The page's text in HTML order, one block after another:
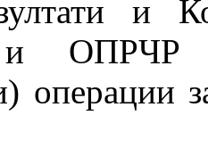
и
) операции